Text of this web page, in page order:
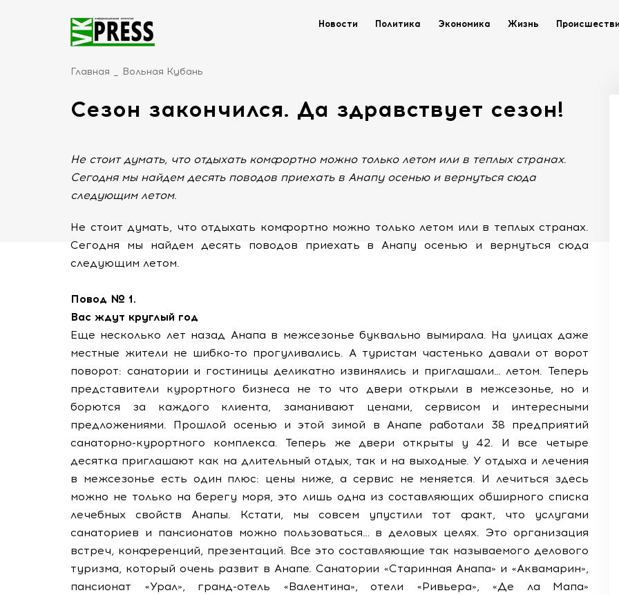
Новости Политика Экономика Жизнь
Главная Вольная Кубань
Сезон закончился. Да здравствует сезон!
Не стоит думать, что отдыхать комфортно можно только летом или в теплых странах.
Сегодня мы найдем десять поводов приехать в Анапу осенью и вернуться сюда
следующим летом.
Не стоит думать, что отдыхать комфортно можно только летом или в теплых странах.
Сегодня мы найдем десять поводов приехать в Анапу осенью и вернуться сюда
следующим летом.
Повод № 1.
Вас ждут круглый год
Еще несколько лет назад Анапа в межсезонье буквально вымирала. На улицах даже
местные жители не шибко-то прогуливались. А туристам частенько давали от ворот
поворот: санатории и гостиницы деликатно извинялись и приглашали… летом. Теперь
представители курортного бизнеса не то что двери открыли в межсезонье, но и
борются за каждого клиента, заманивают ценами, сервисом и интересными
предложениями. Прошлой осенью и этой зимой в Анапе работали 38 предприятий
санаторно-курортного комплекса. Теперь же двери открыты у 42. И все четыре
десятка приглашают как на длительный отдых, так и на выходные. У отдыха и лечения
в межсезонье есть один плюс: цены ниже, а сервис не меняется. И лечиться здесь
можно не только на берегу моря, это лишь одна из составляющих обширного списка
лечебных свойств Анапы. Кстати, мы совсем упустили тот факт, что услугами
санаториев и пансионатов можно пользоваться… в деловых целях. Это организация
встреч, конференций, презентаций. Все это составляющие так называемого делового
туризма, который очень развит в Анапе. Санатории «Старинная Анапа» и «Аквамарин»,
пансионат «Урал», гранд-отель «Валентина», отели «Ривьера», «Де ла Мапа»